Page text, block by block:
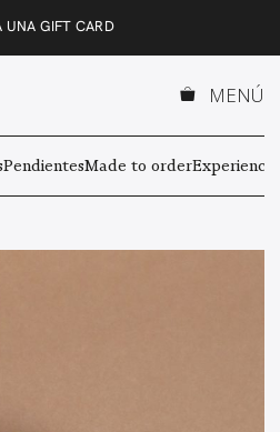
UNA GIFT CARD
MENÚ
PendientesMade to order